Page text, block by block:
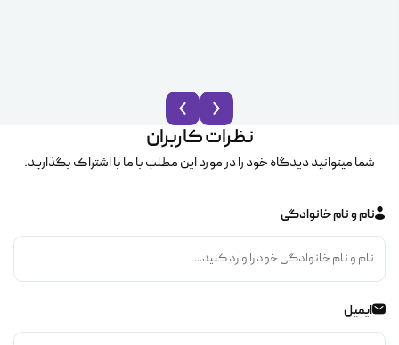
نظرات کاربران
شما میتوانید دیدگاه خود را در مورد این مطلب با ما با اشتراک بگذارید.
نام و نام خانوادگی
ایمیل